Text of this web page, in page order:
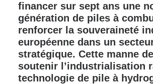
financer sur sept ans une
génération de piles à
renforcer la souveraineté
européenne dans un
stratégique. Cette manne
soutenir l’industrialisation
technologie de pile à